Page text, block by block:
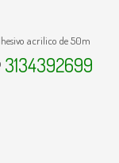
acrilico de 50m
3134392699